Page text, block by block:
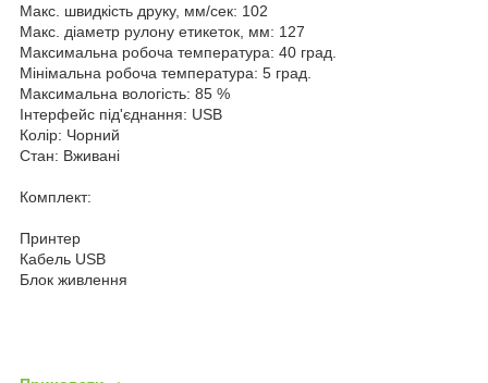
Макс. швидкість друку, мм/сек: 102
Макс. діаметр рулону етикеток, мм: 127
Максимальна робоча температура: 40 град.
Мінімальна робоча температура: 5 град.
Максимальна вологість: 85 %
Інтерфейс під'єднання: USB
Колір: Чорний
Стан: Вживані
Комплект:
Принтер
Кабель USB
Блок живлення